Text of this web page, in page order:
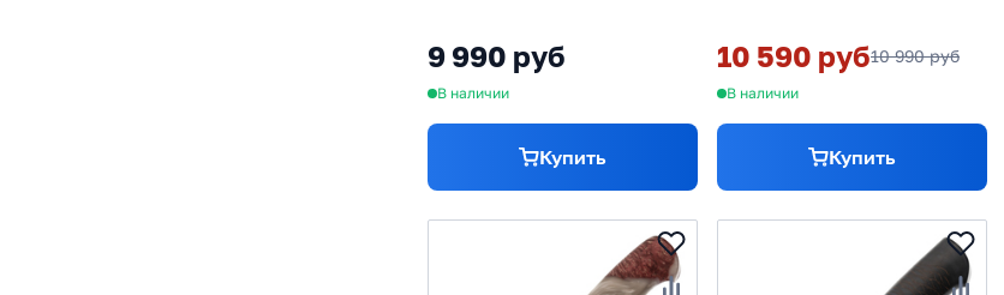
9 990 руб
В наличии
Купить
10 590 руб10 990 руб
В наличии
Купить